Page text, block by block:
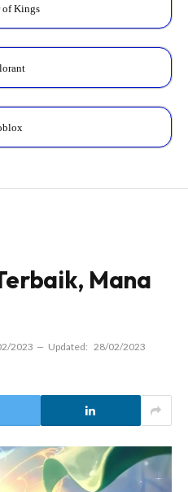
of Kings
Mana
2023 Updated: 28/02/2023